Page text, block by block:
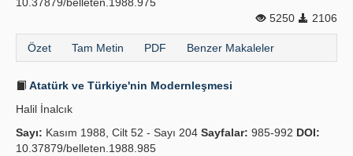
5250
2106
Özet Tam Metin PDF Benzer Makaleler
Atatürk ve Türkiye'nin Modernleşmesi
Halil İnalcık
Sayı: Kasım 1988, Cilt 52 - Sayı 204 Sayfalar: 985-992 DOI:
10.37879/belleten.1988.985